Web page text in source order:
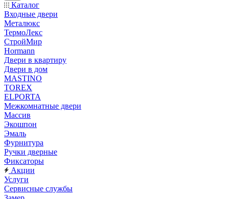
Каталог
Входные двери
Металюкс
ТермоЛекс
СтройМир
Hormann
Двери в квартиру
Двери в дом
MASTINO
TOREX
ELPORTA
Межкомнатные двери
Массив
Экошпон
Эмаль
Фурнитура
Ручки дверные
Фиксаторы
Акции
Услуги
Сервисные службы